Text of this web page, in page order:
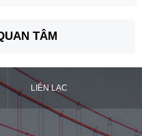
TÂM
LIÊN LẠC